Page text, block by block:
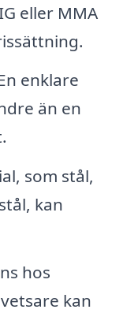
eller MMA
enklare
än en
som stål,
kan
hos
kan